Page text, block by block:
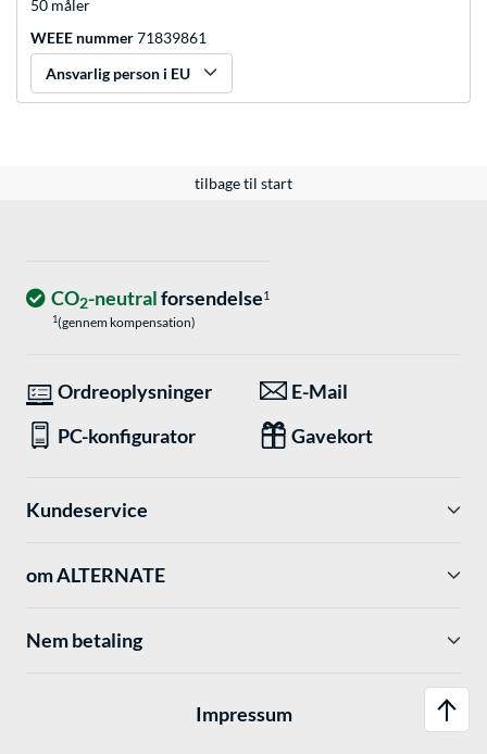
50 måler
WEEE nummer71839861
Ansvarlig person i EU
tilbage til start
CO2-neutralforsendelse1
1(gennem kompensation)
Ordreoplysninger
E-Mail
PC-konfigurator
Gavekort
Kundeservice
om ALTERNATE
Nem betaling
Impressum